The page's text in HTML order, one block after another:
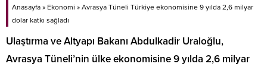
Anasayfa » Ekonomi » Avrasya Tüneli Türkiye ekonomisine 9 yılda 2,6 milyar
dolar katkı sağladı
Ulaştırma ve Altyapı Bakanı Abdulkadir Uraloğlu,
Avrasya Tüneli’nin ülke ekonomisine 9 yılda 2,6 milyar